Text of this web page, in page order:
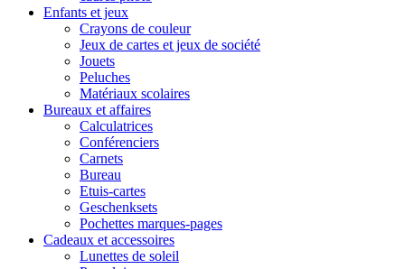
Enfants et jeux
Crayons de couleur
Jeux de cartes et jeux de société
Jouets
Peluches
Matériaux scolaires
Bureaux et affaires
Calculatrices
Conférenciers
Carnets
Bureau
Etuis-cartes
Geschenksets
Pochettes marques-pages
Cadeaux et accessoires
Lunettes de soleil